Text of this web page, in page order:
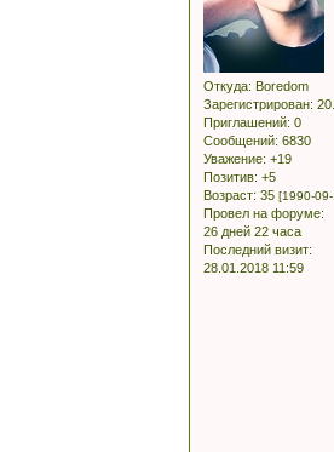
Откуда: Boredom
Зарегистрирован:
Приглашений: 0
Сообщений: 6830
Уважение: +19
Позитив: +5
Возраст: 35 [1990-
Провел на форуме:
26 дней 22 часа
Последний визит:
28.01.2018 11:59